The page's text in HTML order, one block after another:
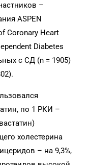
–
ASPEN
Coronary Heart
Diabetes
с СД (n = 1905)
по 1 РКИ –
холестерина
– на 9,3%,